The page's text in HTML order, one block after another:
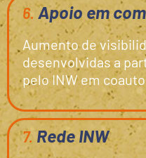
6.Apoio em
Aumento de
desenvolvidas a
pelo INW em
7.Rede INW